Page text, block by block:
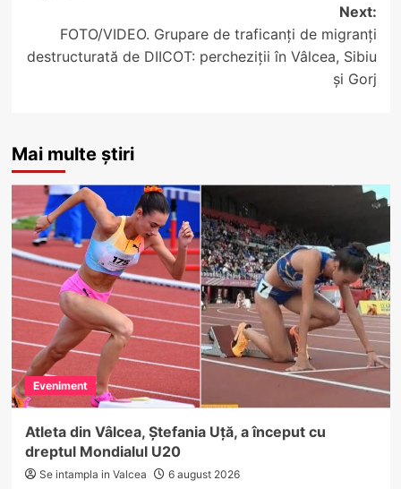
Next:
FOTO/VIDEO. Grupare de traficanți de migranți
destructurată de DIICOT: percheziții în Vâlcea, Sibiu
și Gorj
Mai multe știri
Eveniment
Atleta din Vâlcea, Ștefania Uță, a început cu
dreptul Mondialul U20
Se intampla in Valcea 6 august 2026